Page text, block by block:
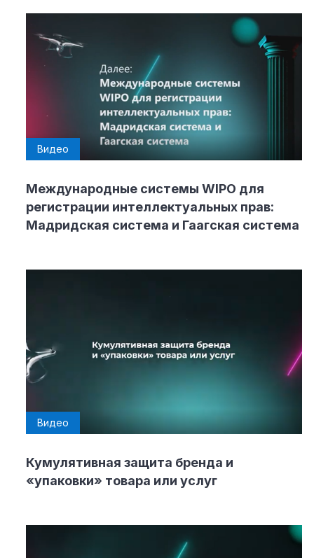
Видео
Международные системы WIPO для
регистрации интеллектуальных прав:
Мадридская система и Гаагская система
Видео
Кумулятивная защита бренда и
«упаковки» товара или услуг